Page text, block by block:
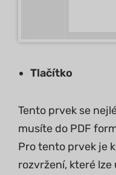
Tlačítko
Tento prvek se
musíte do PDF
Pro tento prvek je
rozvržení, které